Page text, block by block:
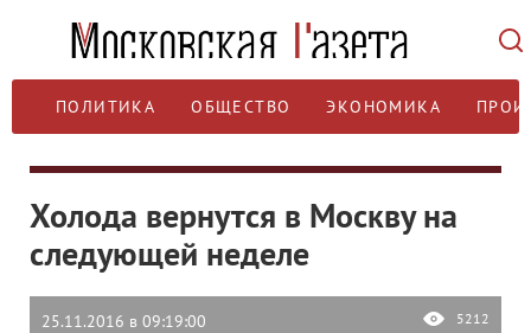
ПОЛИТИКА ОБЩЕСТВО ЭКОНОМИКА
Холода вернутся в Москву на
следующей неделе
25.11.2016 в 09:19:00 5212